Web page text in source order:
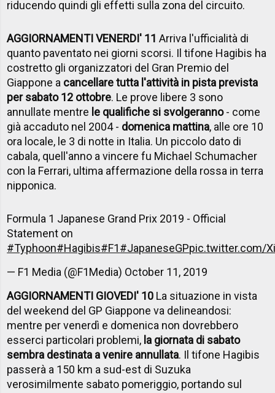
riducendo quindi gli effetti sulla zona del circuito.
AGGIORNAMENTI VENERDI' 11 Arriva l'ufficialità di
quanto paventato nei giorni scorsi. Il tifone Hagibis ha
costretto gli organizzatori del Gran Premio del
Giappone a cancellare tutta l'attività in pista prevista
per sabato 12 ottobre. Le prove libere 3 sono
annullate mentre le qualifiche si svolgeranno- come
già accaduto nel 2004 - domenica mattina, alle ore 10
ora locale, le 3 di notte in Italia. Un piccolo dato di
cabala, quell'anno a vincere fu Michael Schumacher
con la Ferrari, ultima affermazione della rossa in terra
nipponica.
Formula 1 Japanese Grand Prix 2019 - Official
Statement on
#Typhoon#Hagibis#F1#JapaneseGPpic.twitter.com/
— F1 Media (@F1Media) October 11, 2019
AGGIORNAMENTI GIOVEDI' 10 La situazione in vista
del weekend del GP Giappone va delineandosi:
mentre per venerdì e domenica non dovrebbero
esserci particolari problemi, la giornata di sabato
sembra destinata a venire annullata. Il tifone Hagibis
passerà a 150 km a sud-est di Suzuka
verosimilmente sabato pomeriggio, portando sul